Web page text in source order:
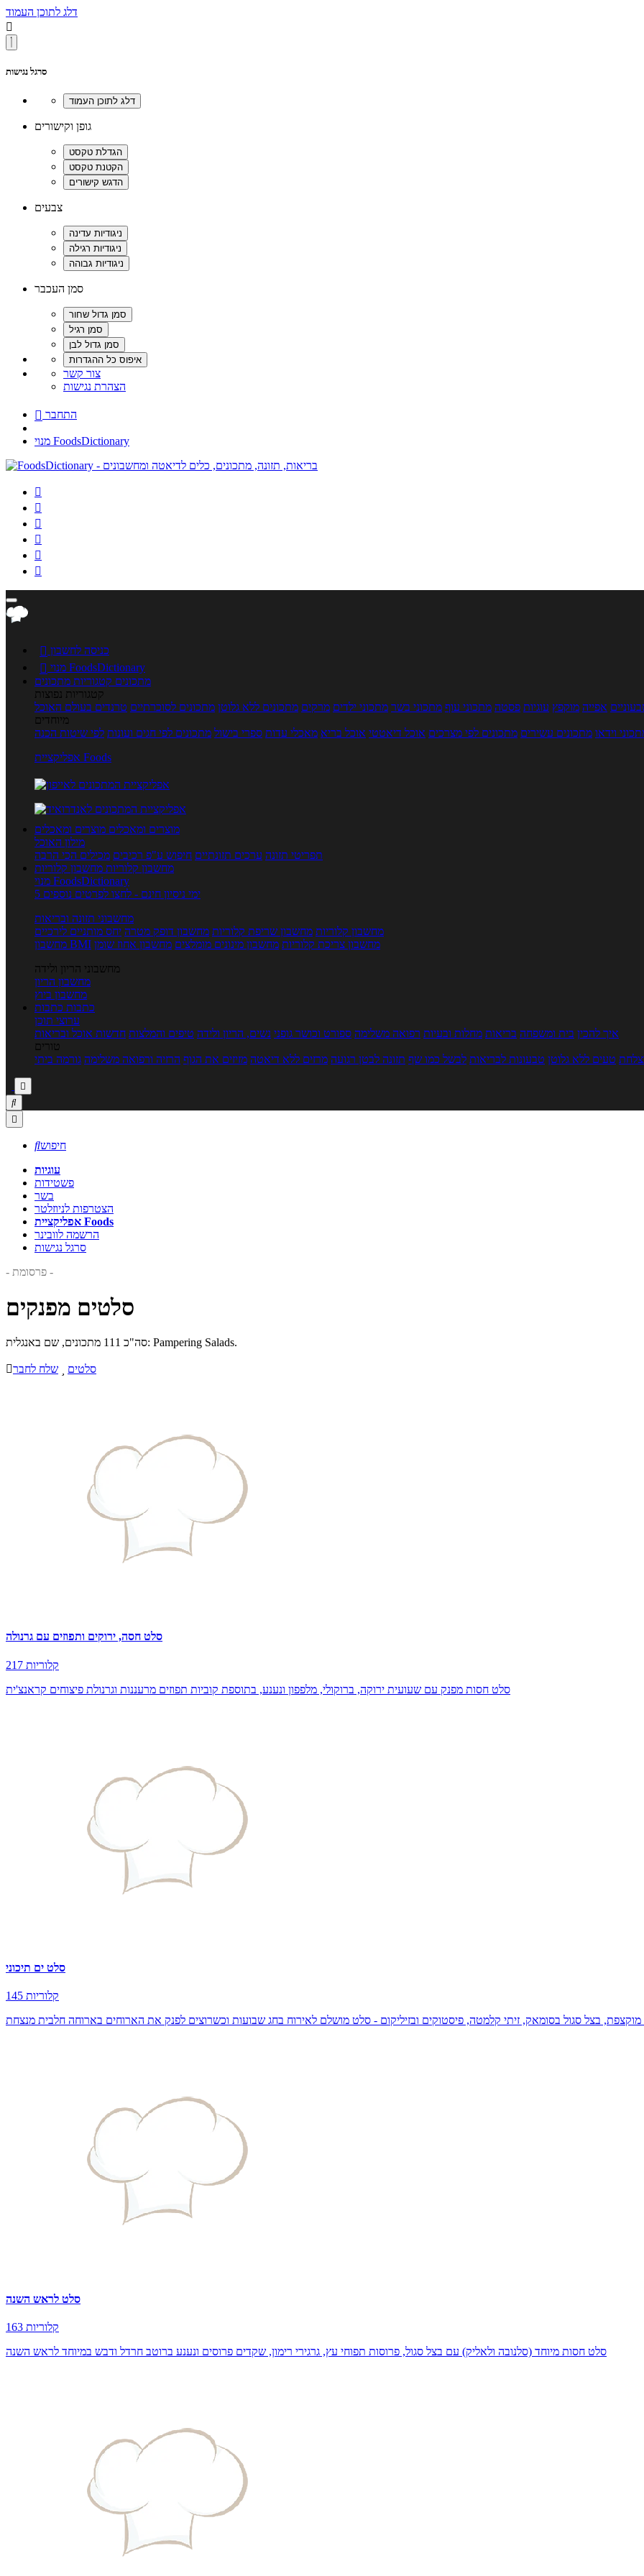
דלג לתוכן העמוד

סרגל נגישות
גופן וקישורים
צבעים
סמן העכבר
צור קשר
הצהרת נגישות
 התחבר
מנוי FoodsDictionary






 כניסה לחשבון

מנוי FoodsDictionary
מתכונים קטגוריות מתכונים
קטגוריות נפוצות
אפייה מוקפץ עוגיות פסטה מתכוני עוף מתכוני בשר מתכוני ילדים מרקים מתכונים ללא גלוטן מתכונים לסוכרתיים טרנדים בעולם האוכל
מיוחדים
וידאו מתכונים עשירים מתכונים לפי מצרכים אוכל דיאטטי אוכל בריא מאכלי עדות ספרי בישול מתכונים לפי חגים ועונות לפי שיטות הכנה
אפליקציית Foods
מוצרים ומאכלים מוצרים ומאכלים
מילון האוכל
תפריטי תזונה ערכים תזונתיים חיפוש ע"פ רכיבים מכילים הכי הרבה
מחשבון קלוריות מחשבון קלוריות
מנוי FoodsDictionary
5 ימי ניסיון חינם - לחצו לפרטים נוספים
מחשבוני תזונה ובריאות
מחשבון קלוריות מחשבון שריפת קלוריות מחשבון דופק מטרה יחס מותניים לירכיים
מחשבון BMI
מחשבון צריכת קלוריות מחשבון מינונים מומלצים מחשבון אחוז שומן
מחשבוני הריון ולידה
מחשבון הריון
מחשבון ביוץ
כתבות כתבות
ערוצי תוכן
איך להכין בית ומשפחה בריאות מחלות ובעיות רפואה משלימה ספורט וכושר גופני נשים, הריון ולידה טיפים והמלצות חדשות אוכל ובריאות
טורים
טעים ללא גלוטן טבעונות לבריאות לבשל כמו שף תזונה לבטן רגועה מרזים ללא דיאטה מזיזים את הגוף הרזיה ורפואה משלימה גורמה ביתי



חיפוש
עוגיות
פשטידות
בשר
הצטרפות לניוזלטר
אפליקציית Foods
הרשמה לוובינר
סרגל נגישות
- פרסומת -
סלטים מפנקים
סה"כ 111 מתכונים, שם באנגלית: Pampering Salads.
שלח לחבר סלטים
סלט חסה, ירוקים ותפוזים עם גרנולה
217 קלוריות
סלט חסות מפנק עם שעועית ירוקה, ברוקולי, מלפפון ונענע, בתוספת קוביות תפוזים מרעננות וגרנולת פיצוחים קראנצ'ית
סלט ים תיכוני
145 קלוריות
מוקצפת, בצל סגול בסומאק, זיתי קלמטה, פיסטוקים ובזיליקום - סלט מושלם לאירוח בחג שבועות וכשרוצים לפנק את הארוחים בארוחה חלבית מנצחת
סלט לראש השנה
163 קלוריות
סלט חסות מיוחד (סלנובה ולאליק) עם בצל סגול, פרוסות תפוחי עץ, גרגירי רימון, שקדים פרוסים ונענע ברוטב חרדל ודבש במיוחד לראש השנה